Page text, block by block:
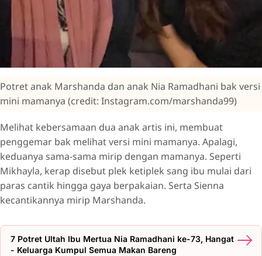
Potret anak Marshanda dan anak Nia Ramadhani bak versi
mini mamanya (credit: Instagram.com/marshanda99)
Melihat kebersamaan dua anak artis ini, membuat
penggemar bak melihat versi mini mamanya. Apalagi,
keduanya sama-sama mirip dengan mamanya. Seperti
Mikhayla, kerap disebut plek ketiplek sang ibu mulai dari
paras cantik hingga gaya berpakaian. Serta Sienna
kecantikannya mirip Marshanda.
7 Potret Ultah Ibu Mertua Nia Ramadhani ke-73, Hangat
- Keluarga Kumpul Semua Makan Bareng